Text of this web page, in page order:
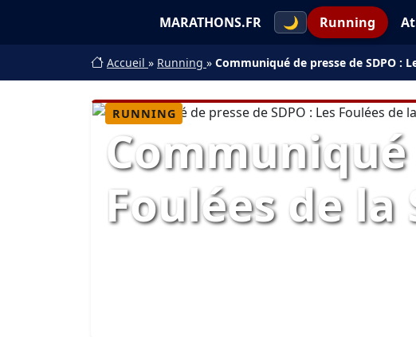
MARATHONS.FR 🌙 Running
Accueil » Running » Communiqué de presse de SDPO :
RUNNING
Communiqué
Foulées de la